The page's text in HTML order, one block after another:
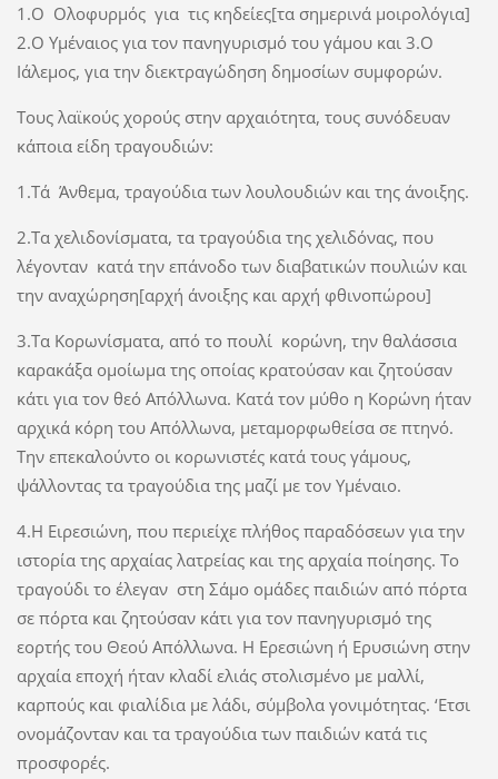
1.Ο Ολοφυρμός για τις κηδείες[τα σημερινά μοιρολόγια]
2.Ο Υμέναιος για τον πανηγυρισμό του γάμου και 3.Ο
Ιάλεμος, για την διεκτραγώδηση δημοσίων συμφορών.
Toυς λαϊκούς χορούς στην αρχαιότητα, τους συνόδευαν
κάποια είδη τραγουδιών:
1.Τά Άνθεμα, τραγούδια των λουλουδιών και της άνοιξης.
2.Τα χελιδονίσματα, τα τραγούδια της χελιδόνας, που
λέγονταν κατά την επάνοδο των διαβατικών πουλιών και
την αναχώρηση[αρχή άνοιξης και αρχή φθινοπώρου]
3.Τα Κορωνίσματα, από το πουλί κορώνη, την θαλάσσια
καρακάξα ομοίωμα της οποίας κρατούσαν και ζητούσαν
κάτι για τον θεό Απόλλωνα. Κατά τον μύθο η Κορώνη ήταν
αρχικά κόρη του Απόλλωνα, μεταμορφωθείσα σε πτηνό.
Την επεκαλούντο οι κορωνιστές κατά τους γάμους,
ψάλλοντας τα τραγούδια της μαζί με τον Υμέναιο.
4.Η Ειρεσιώνη, που περιείχε πλήθος παραδόσεων για την
ιστορία της αρχαίας λατρείας και της αρχαία ποίησης. Το
τραγούδι το έλεγαν στη Σάμο ομάδες παιδιών από πόρτα
σε πόρτα και ζητούσαν κάτι για τον πανηγυρισμό της
εορτής του Θεού Απόλλωνα. Η Ερεσιώνη ή Ερυσιώνη στην
αρχαία εποχή ήταν κλαδί ελιάς στολισμένο με μαλλί,
καρπούς και φιαλίδια με λάδι, σύμβολα γονιμότητας. ‘Ετσι
ονομάζονταν και τα τραγούδια των παιδιών κατά τις
προσφορές.